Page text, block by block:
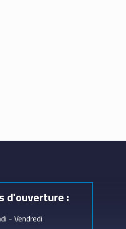
d'ouverture :
- Vendredi